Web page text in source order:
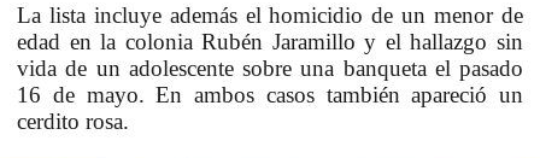
La lista incluye además el homicidio de un menor de
edad en la colonia Rubén Jaramillo y el hallazgo sin
vida de un adolescente sobre una banqueta el pasado
16 de mayo. En ambos casos también apareció un
cerdito rosa.